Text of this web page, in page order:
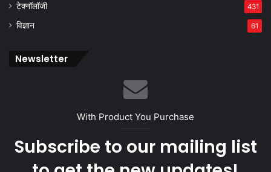
टेक्नॉलॉजी 431
विज्ञान 61
Newsletter
With Product You Purchase
Subscribe to our mailing list